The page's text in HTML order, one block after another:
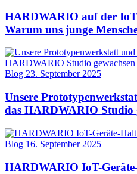
HARDWARIO auf der
Warum uns junge
Blog 23. September 2025
Unsere
das HARDWARIO Studio
Blog 16. September 2025
HARDWARIO IoT-